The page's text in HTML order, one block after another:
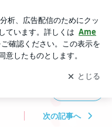
形カウンセリング情報
通知
を受け取りまし
開く
次の記事へ